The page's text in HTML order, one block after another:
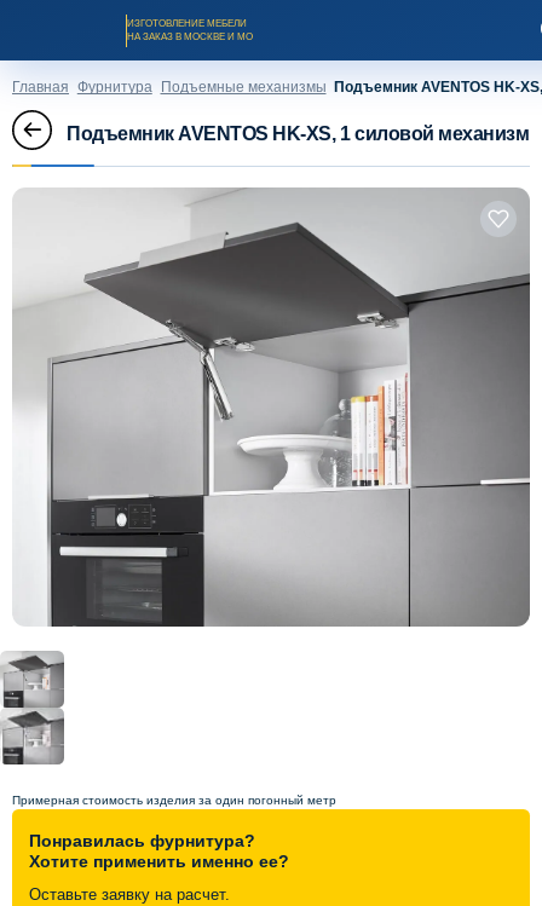
ИЗГОТОВЛЕНИЕ МЕБЕЛИ
НА ЗАКАЗ В МОСКВЕ И МО
Заказать звонок
Каталог мебели на заказ
Рассрочка и кредит
Схема работы
Акции и скидки
Портфолио
Видеоотзывы
Статьи
Главная Фурнитура Подъемные механизмы Подъемник AVENTOS HK-
Подъемник AVENTOS HK-XS, 1 силовой механизм
Примерная стоимость изделия за один погонный метр
Понравилась фурнитура?
Хотите применить именно ее?
Оставьте заявку на расчет.